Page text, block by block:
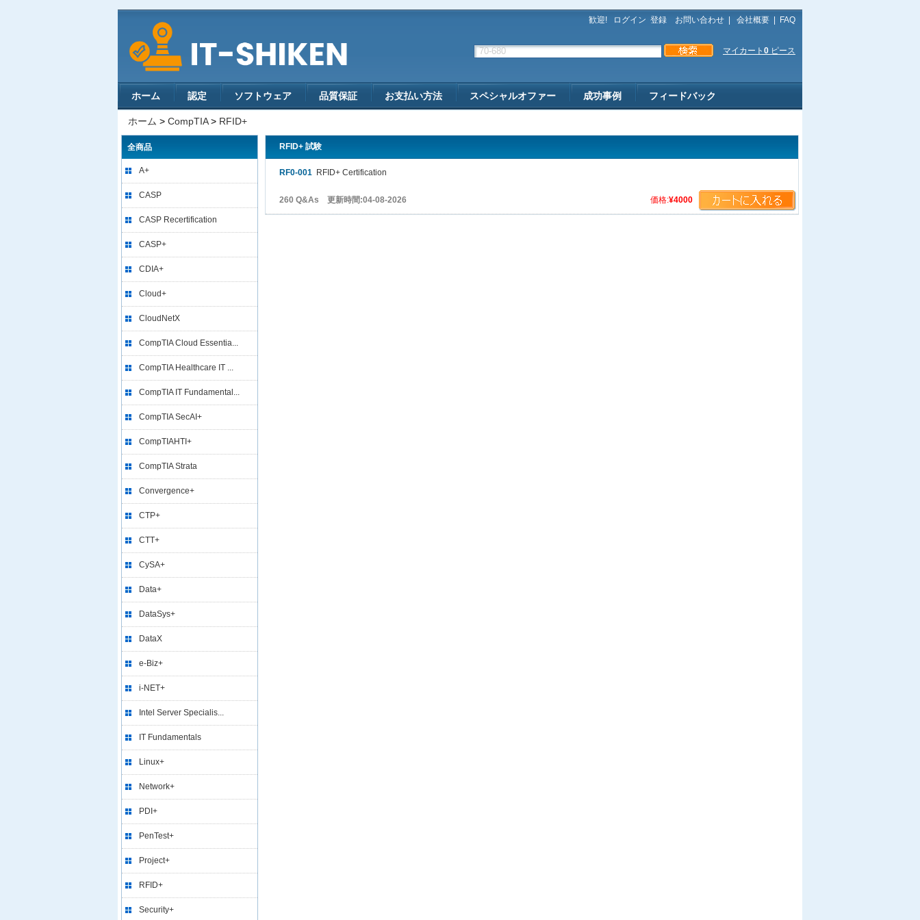
歓迎! ログイン 登録 お問い合わせ 会社概要 FAQ
マイカート 0 ピース
ホーム 認定 ソフトウェア 品質保証 お支払い方法 スペシャルオファー 成功事例 フィードバック
ホーム > CompTIA> RFID+
全商品
A+
CASP
CASP Recertification
CASP+
CDIA+
Cloud+
CloudNetX
CompTIA Cloud Essentia...
CompTIA Healthcare IT ...
CompTIA IT Fundamental...
CompTIA SecAI+
CompTIAHTI+
CompTIA Strata
Convergence+
CTP+
CTT+
CySA+
Data+
DataSys+
DataX
e-Biz+
i-NET+
Intel Server Specialis...
IT Fundamentals
Linux+
Network+
PDI+
PenTest+
Project+
RFID+
Security+
RFID+ 試験
RF0-001 RFID+ Certification
価格:¥4000
260 Q&As 更新時間:04-08-2026